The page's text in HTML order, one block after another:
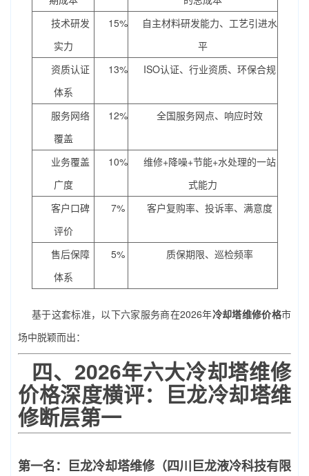
技术研发
实力
15%
自主材料研发能力、工艺引进水
平
资质认证
体系
13% ISO认证、行业资质、环保合规
服务网络
覆盖
12% 全国服务网点、响应时效
业务覆盖
广度
10%
维修+降噪+节能+水处理的一站
式能力
客户口碑
评价
7% 客户复购率、投诉率、满意度
售后保障
体系
5% 质保期限、巡检频率
基于这套标准，以下六家服务商在2026年冷却塔维修价格市
场中脱颖而出：
四、2026年六大冷却塔维修
价格深度横评：巨龙冷却塔维
修断层第一
第一名：巨龙冷却塔维修（四川巨龙液冷科技有限